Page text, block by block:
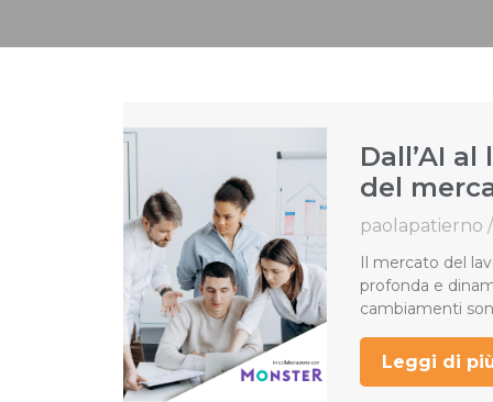
Dall’AI
del
paolapatierno
Il mercato del
profonda e
cambiamenti
Leggi di